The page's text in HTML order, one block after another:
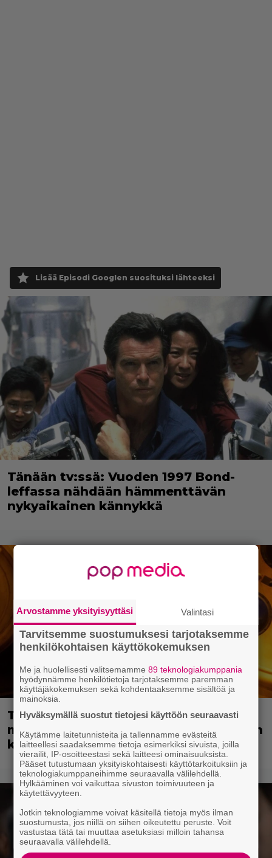
Lisää Episodi Googlen suosituksi lähteeksi
Tänään tv:ssä: Vuoden 1997 Bond-
leffassa nähdään hämmenttävän
nykyaikainen kännykkä
Tänään tv:ssä: Vuoden 2023
megaelokuva luottaa Jason Stathamin
karismaan
Arvostamme yksityisyyttäsi Valintasi
Tarvitsemme suostumuksesi tarjotaksemme
henkilökohtaisen käyttökokemuksen
Me ja huolellisesti valitsemamme89 teknologiakumppania
hyödynnämme henkilötietoja tarjotaksemme paremman
käyttäjäkokemuksen sekä kohdentaaksemme sisältöä ja
mainoksia.
Hyväksymällä suostut tietojesi käyttöön seuraavasti
Käytämme laitetunnisteita ja tallennamme evästeitä
laitteellesi saadaksemme tietoja esimerkiksi sivuista, joilla
vierailit, IP-osoitteestasi sekä laitteesi ominaisuuksista.
Pääset tutustumaan yksityiskohtaisesti käyttötarkoituksiin ja
teknologiakumppaneihimme seuraavalla välilehdellä.
Hylkääminen voi vaikuttaa sivuston toimivuuteen ja
käytettävyyteen.
Jotkin teknologiamme voivat käsitellä tietoja myös ilman
suostumusta, jos niillä on siihen oikeutettu peruste. Voit
vastustaa tätä tai muuttaa asetuksiasi milloin tahansa
seuraavalla välilehdellä.